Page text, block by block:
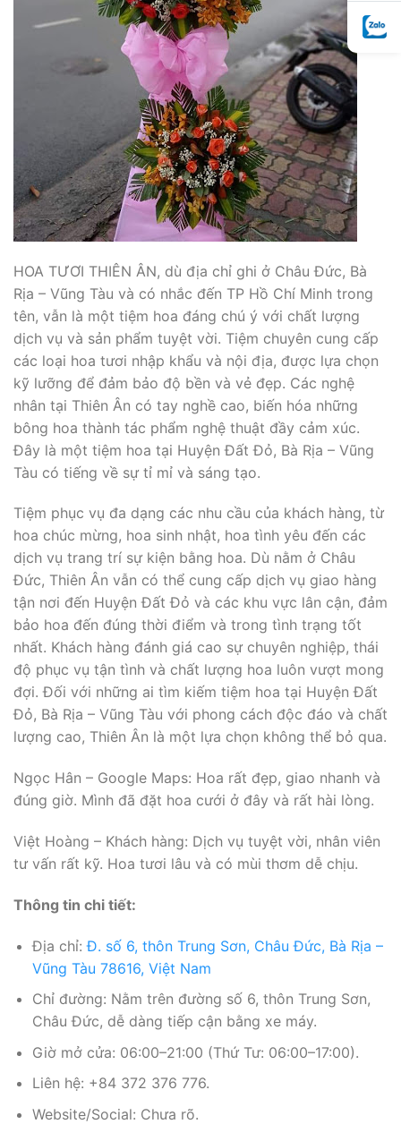
HOA TƯƠI THIÊN ÂN, dù địa chỉ ghi ở Châu Đức, Bà
Rịa – Vũng Tàu và có nhắc đến TP Hồ Chí Minh trong
tên, vẫn là một tiệm hoa đáng chú ý với chất lượng
dịch vụ và sản phẩm tuyệt vời. Tiệm chuyên cung cấp
các loại hoa tươi nhập khẩu và nội địa, được lựa chọn
kỹ lưỡng để đảm bảo độ bền và vẻ đẹp. Các nghệ
nhân tại Thiên Ân có tay nghề cao, biến hóa những
bông hoa thành tác phẩm nghệ thuật đầy cảm xúc.
Đây là một tiệm hoa tại Huyện Đất Đỏ, Bà Rịa – Vũng
Tàu có tiếng về sự tỉ mỉ và sáng tạo.
Tiệm phục vụ đa dạng các nhu cầu của khách hàng, từ
hoa chúc mừng, hoa sinh nhật, hoa tình yêu đến các
dịch vụ trang trí sự kiện bằng hoa. Dù nằm ở Châu
Đức, Thiên Ân vẫn có thể cung cấp dịch vụ giao hàng
tận nơi đến Huyện Đất Đỏ và các khu vực lân cận, đảm
bảo hoa đến đúng thời điểm và trong tình trạng tốt
nhất. Khách hàng đánh giá cao sự chuyên nghiệp, thái
độ phục vụ tận tình và chất lượng hoa luôn vượt mong
đợi. Đối với những ai tìm kiếm tiệm hoa tại Huyện Đất
Đỏ, Bà Rịa – Vũng Tàu với phong cách độc đáo và chất
lượng cao, Thiên Ân là một lựa chọn không thể bỏ qua.
Ngọc Hân – Google Maps: Hoa rất đẹp, giao nhanh và
đúng giờ. Mình đã đặt hoa cưới ở đây và rất hài lòng.
Việt Hoàng – Khách hàng: Dịch vụ tuyệt vời, nhân viên
tư vấn rất kỹ. Hoa tươi lâu và có mùi thơm dễ chịu.
Thông tin chi tiết:
Địa chỉ:Đ. số 6, thôn Trung Sơn, Châu Đức, Bà Rịa –
Vũng Tàu 78616, Việt Nam
Chỉ đường: Nằm trên đường số 6, thôn Trung Sơn,
Châu Đức, dễ dàng tiếp cận bằng xe máy.
Giờ mở cửa: 06:00–21:00 (Thứ Tư: 06:00–17:00).
Liên hệ: +84 372 376 776.
Website/Social: Chưa rõ.